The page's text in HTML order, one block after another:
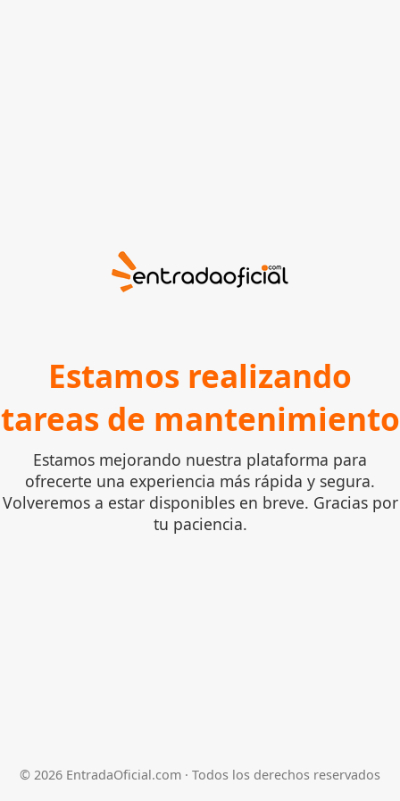
Estamos realizando
tareas de mantenimiento
Estamos mejorando nuestra plataforma para
ofrecerte una experiencia más rápida y segura.
Volveremos a estar disponibles en breve. Gracias por
tu paciencia.
© 2026 EntradaOficial.com · Todos los derechos reservados